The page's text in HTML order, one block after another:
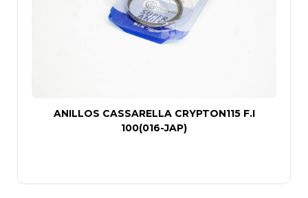
ANILLOS CASSARELLA CRYPTON115 F.I
100(016-JAP)